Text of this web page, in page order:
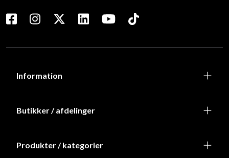
Information
Butikker / afdelinger
Produkter / kategorier